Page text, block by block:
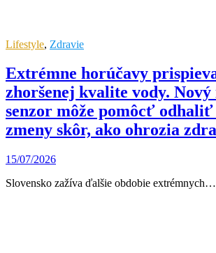
Lifestyle, Zdravie
Extrémne horúčavy
zhoršenej kvalite vody.
senzor môže pomôcť odhaliť
zmeny skôr, ako ohrozia
15/07/2026
Slovensko zažíva ďalšie obdobie extrémnych…